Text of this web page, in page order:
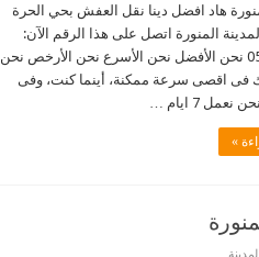
هاد افضل دينا نقل العفش بحي الحرة
المنورة اتصل على هذا الرقم الآن:
0544090518 نحن الأفضل نحن الأسرع نحن الأرخص نحن
فى اقصى سرعة ممكنة، أينما كنت، وفى
7 ايام …
»